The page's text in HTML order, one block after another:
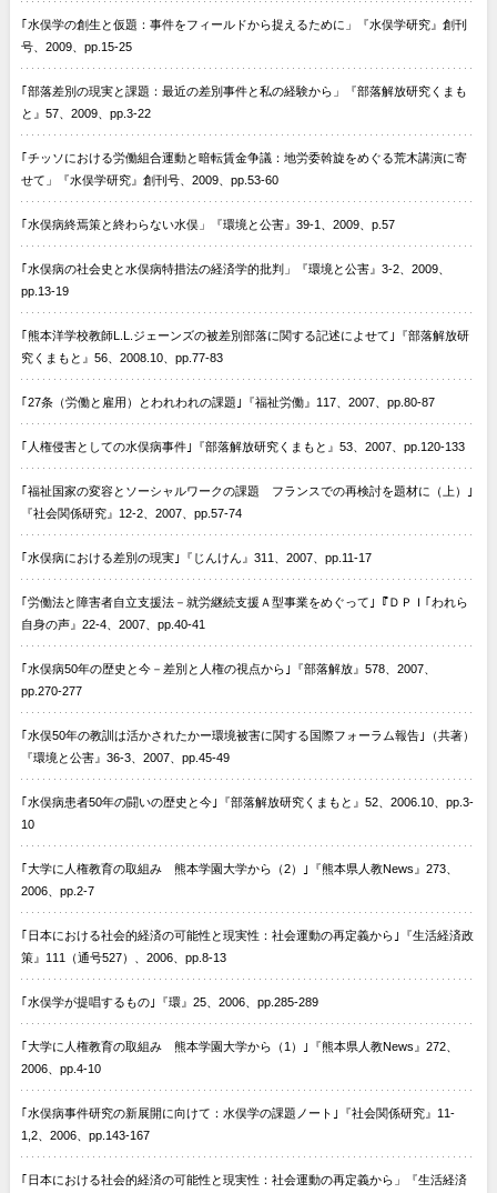
｢水俣学の創生と仮題：事件をフィールドから捉えるために」『水俣学研究』創刊
号、2009、pp.15-25
｢部落差別の現実と課題：最近の差別事件と私の経験から」『部落解放研究くまも
と』57、2009、pp.3-22
｢チッソにおける労働組合運動と暗転賃金争議：地労委斡旋をめぐる荒木講演に寄
せて」『水俣学研究』創刊号、2009、pp.53-60
｢水俣病終焉策と終わらない水俣」『環境と公害』39-1、2009、p.57
｢水俣病の社会史と水俣病特措法の経済学的批判」『環境と公害』3-2、2009、
pp.13-19
｢熊本洋学校教師L.L.ジェーンズの被差別部落に関する記述によせて｣『部落解放研
究くまもと』56、2008.10、pp.77-83
｢27条（労働と雇用）とわれわれの課題｣『福祉労働』117、2007、pp.80-87
｢人権侵害としての水俣病事件｣『部落解放研究くまもと』53、2007、pp.120-133
｢福祉国家の変容とソーシャルワークの課題 フランスでの再検討を題材に（上）｣
『社会関係研究』12-2、2007、pp.57-74
｢水俣病における差別の現実｣『じんけん』311、2007、pp.11-17
｢労働法と障害者自立支援法－就労継続支援Ａ型事業をめぐって｣『ＤＰＩ｢われら
自身の声』22-4、2007、pp.40-41
｢水俣病50年の歴史と今－差別と人権の視点から｣『部落解放』578、2007、
pp.270-277
｢水俣50年の教訓は活かされたかー環境被害に関する国際フォーラム報告｣（共著）
『環境と公害』36-3、2007、pp.45-49
｢水俣病患者50年の闘いの歴史と今｣『部落解放研究くまもと』52、2006.10、pp.3-
10
｢大学に人権教育の取組み 熊本学園大学から（2）｣『熊本県人教News』273、
2006、pp.2-7
｢日本における社会的経済の可能性と現実性：社会運動の再定義から｣『生活経済政
策』111（通号527）、2006、pp.8-13
｢水俣学が提唱するもの｣『環』25、2006、pp.285-289
｢大学に人権教育の取組み 熊本学園大学から（1）｣『熊本県人教News』272、
2006、pp.4-10
｢水俣病事件研究の新展開に向けて：水俣学の課題ノート｣『社会関係研究』11-
1,2、2006、pp.143-167
｢日本における社会的経済の可能性と現実性：社会運動の再定義から」『生活経済